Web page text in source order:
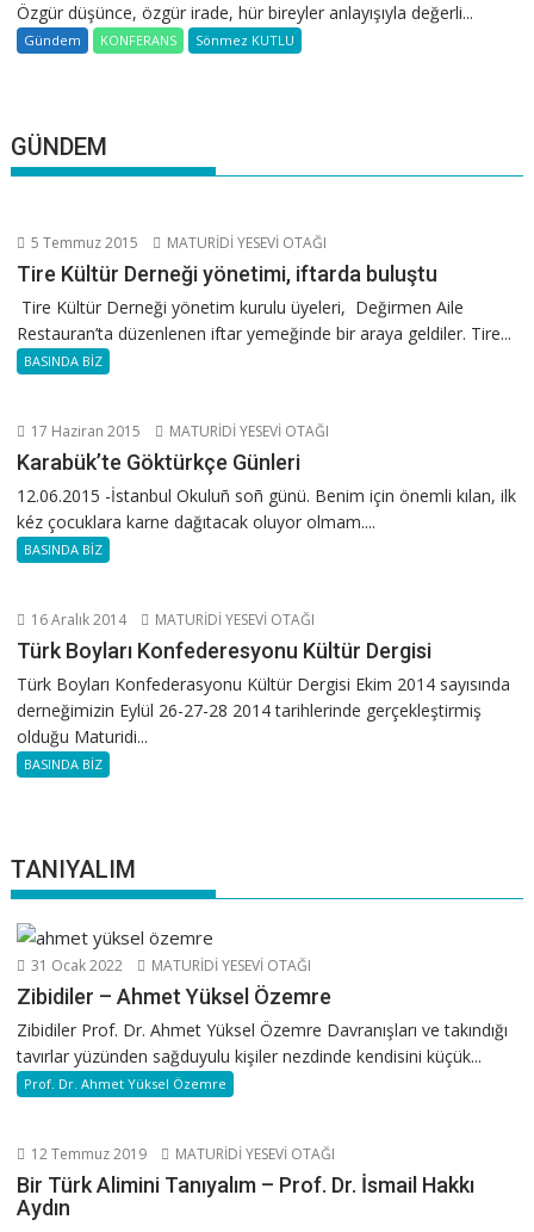
Özgür düşünce, özgür irade, hür bireyler anlayışıyla değerli...
Gündem KONFERANS Sönmez KUTLU
GÜNDEM
5 Temmuz 2015 MATURİDİ YESEVİ OTAĞI
Tire Kültür Derneği yönetimi, iftarda buluştu
Tire Kültür Derneği yönetim kurulu üyeleri, Değirmen Aile
Restauran’ta düzenlenen iftar yemeğinde bir araya geldiler. Tire...
BASINDA BİZ
17 Haziran 2015 MATURİDİ YESEVİ OTAĞI
Karabük’te Göktürkçe Günleri
12.06.2015 -İstanbul Okuluñ soñ günü. Benim için önemli kılan, ilk
kéz çocuklara karne dağıtacak oluyor olmam....
BASINDA BİZ
16 Aralık 2014 MATURİDİ YESEVİ OTAĞI
Türk Boyları Konfederesyonu Kültür Dergisi
Türk Boyları Konfederasyonu Kültür Dergisi Ekim 2014 sayısında
derneğimizin Eylül 26-27-28 2014 tarihlerinde gerçekleştirmiş
olduğu Maturidi...
BASINDA BİZ
TANIYALIM
31 Ocak 2022 MATURİDİ YESEVİ OTAĞI
Zibidiler – Ahmet Yüksel Özemre
Zibidiler Prof. Dr. Ahmet Yüksel Özemre Davranışları ve takındığı
tavırlar yüzünden sağduyulu kişiler nezdinde kendisini küçük...
Prof. Dr. Ahmet Yüksel Özemre
12 Temmuz 2019 MATURİDİ YESEVİ OTAĞI
Bir Türk Alimini Tanıyalım – Prof. Dr. İsmail Hakkı
Aydın